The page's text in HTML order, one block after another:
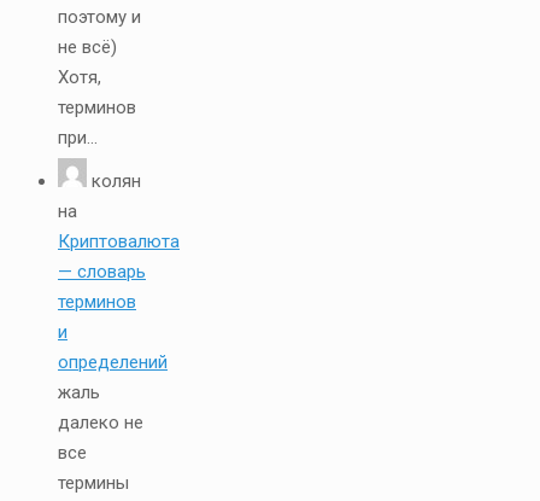
поэтому и
не всё)
Хотя,
терминов
при...
колян
на
Криптовалюта
— словарь
терминов
и
определений
жаль
далеко не
все
термины